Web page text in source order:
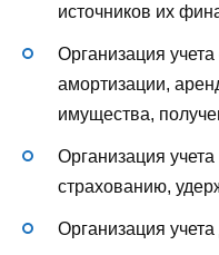
источников их
Организация
амортизации,
имущества,
Организация
страхованию,
Организация